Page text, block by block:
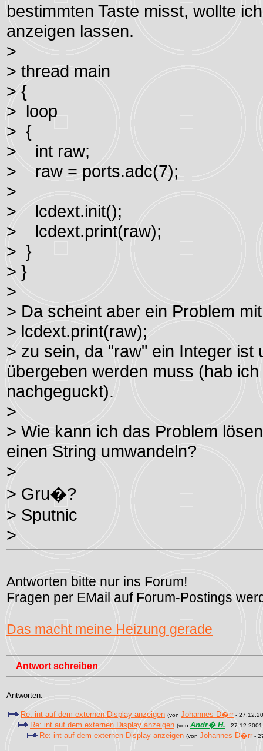
bestimmten Taste misst, wollte
anzeigen lassen.
>
> thread main
> {
> loop
> {
> int raw;
> raw = ports.adc(7);
>
> lcdext.init();
> lcdext.print(raw);
> }
> }
>
> Da scheint aber ein Problem
> lcdext.print(raw);
> zu sein, da "raw" ein Integer
übergeben werden muss (hab
nachgeguckt).
>
> Wie kann ich das Problem
einen String umwandeln?
>
> Gru�?
> Sputnic
>
Antworten bitte nur ins Forum!
Fragen per EMail auf Forum-Postings
Das macht meine Heizung gerade
Antwort schreiben
Antworten:
Re: int auf dem externen Display anzeigen (von Johannes D�rr -
Re: int auf dem externen Display anzeigen (von Andr� H. -
Re: int auf dem externen Display anzeigen (von Johannes D�rr -